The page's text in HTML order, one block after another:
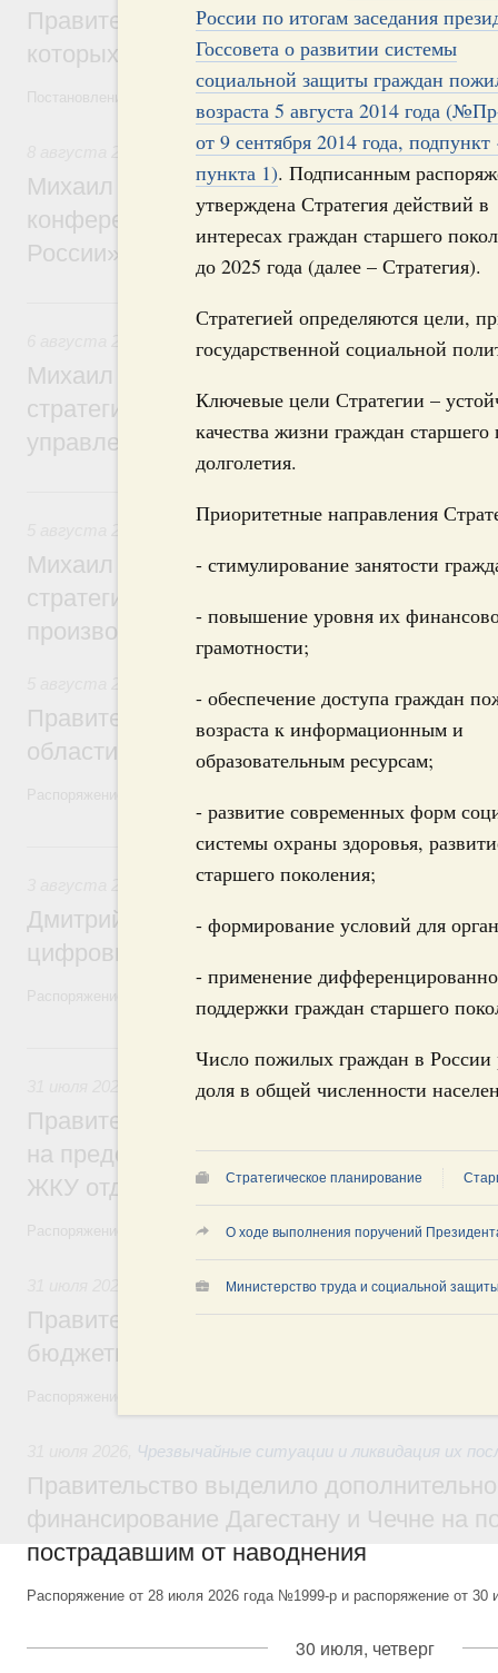
России по итогам заседания
Госсовета о развитии системы
социальной защиты граждан
возраста 5 августа 2014 года
от 9 сентября 2014 года, подпункт
пункта 1). Подписанным
утверждена Стратегия действий в
интересах граждан старшего
до 2025 года (далее – Стратегия).
Стратегией определяются цели,
государственной социальной
Ключевые цели Стратегии –
качества жизни граждан
долголетия.
Приоритетные направления
- стимулирование занятости
- повышение уровня их
грамотности;
- обеспечение доступа граждан
возраста к информационным и
образовательным ресурсам;
- развитие современных форм
системы охраны здоровья,
старшего поколения;
- формирование условий для
- применение
поддержки граждан старшего
Число пожилых граждан в России
доля в общей численности
Стратегическое планирование
О ходе выполнения поручений
Министерство труда и социальной
Правительство расширило перечень
которых освобождаются от НДФЛ
Постановление от 5 августа 2026 года №978
Отрасль информационных технологий
Михаил Мишустин дал поручения по
конференции «Цифровая индустрия
России»
Технологическое развитие. Инновации
Михаил Мишустин дал поручения по
стратегической сессии о
управления научно-технологическим
Вопросы производительности труда и
Михаил Мишустин дал поручения по
стратегической сессии, посвящённой
производительности труда
Правительство увеличило объём
области в рамках федерального
3 августа, понедельник
Регулирование в сфере торговли.
Дмитрий Григоренко возглавил штаб по
цифровых платформ
31 июля, пятница
Социальная поддержка отдельных
Правительство направит регионам
на предоставление мер социальной
ЖКУ отдельным категориям граждан
Распоряжение от 30 июля 2026 года №2032-р
Бюджеты субъектов Федерации.
Правительство спишет часть
бюджетным кредитам ещё двум
Чрезвычайные ситуации и ликвидация их
Правительство выделило
финансирование Дагестану и Чечне на
пострадавшим от наводнения
Распоряжение от 28 июля 2026 года №1999-р и распоряжение от
30 июля, четверг